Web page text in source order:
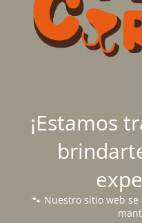
¡Estamos
🐾 Nuestro sitio web